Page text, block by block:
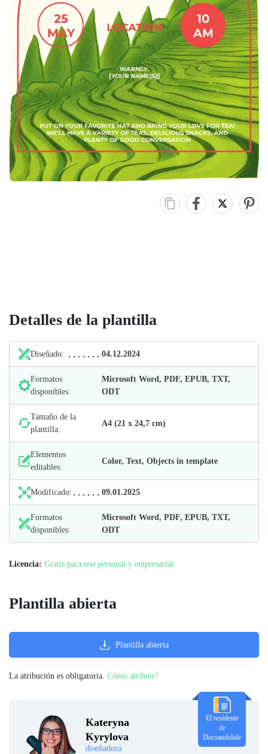
Detalles de la plantilla
Diseñado: 04.12.2024
Formatos
disponibles:
Microsoft Word, PDF, EPUB, TXT,
ODT
Tamaño de la
plantilla:
А4 (21 х 24,7 cm)
Elementos
editables:
Color, Text, Objects in template
Modificado: 09.01.2025
Formatos
disponibles:
Microsoft Word, PDF, EPUB, TXT,
ODT
Licencia: Gratis para uso personal y empresarial
Kateryna
Kyrylova
diseñadora
El residente
de
Docsandslide
Plantilla abierta
Plantilla abierta
La atribución es obligatoria. Cómo atribuir?